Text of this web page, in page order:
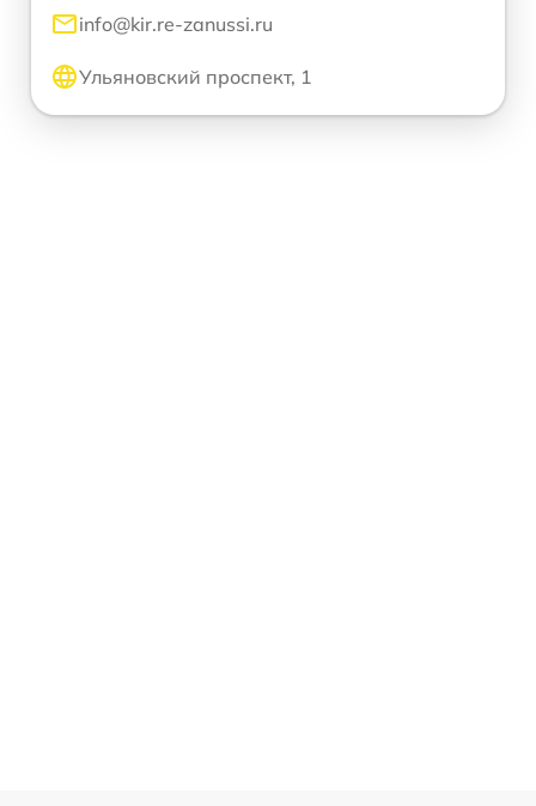
info@kir.re-zanussi.ru
Ульяновский проспект, 1